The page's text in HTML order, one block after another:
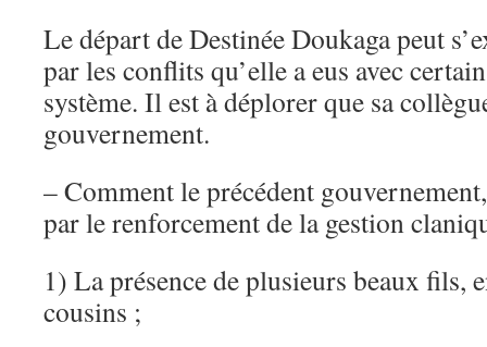
Le départ de Destinée Doukaga peut
par les conflits qu’elle a eus avec
système. Il est à déplorer que sa
gouvernement.
– Comment le précédent
par le renforcement de la gestion
1) La présence de plusieurs beaux fils,
cousins ;